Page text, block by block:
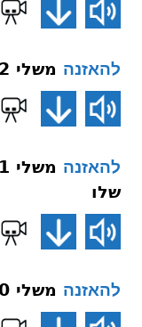
להאזנה משלי 152 פרק א פסוק לב אבד
להאזנה
שלו
להאזנה משלי 150 פרק א פסוק לב הרג